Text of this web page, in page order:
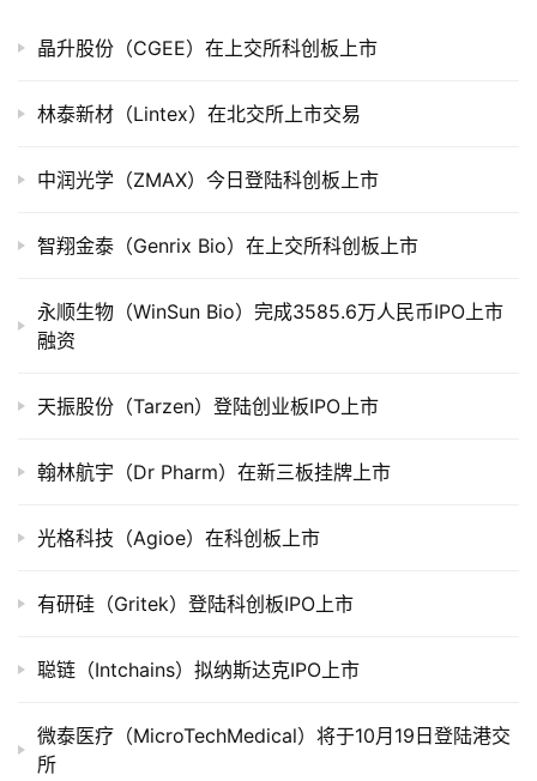
并
重
上
创
数
业
晶升股份（CGEE）在上交所科创板上市
林泰新材（Lintex）在北交所上市交易
中润光学（ZMAX）今日登陆科创板上市
智翔金泰（Genrix Bio）在上交所科创板上市
永顺生物（WinSun Bio）完成3585.6万人民币IPO上市
融资
天振股份（Tarzen）登陆创业板IPO上市
翰林航宇（Dr Pharm）在新三板挂牌上市
光格科技（Agioe）在科创板上市
有研硅（Gritek）登陆科创板IPO上市
聪链（Intchains）拟纳斯达克IPO上市
微泰医疗（MicroTechMedical）将于10月19日登陆港交
所